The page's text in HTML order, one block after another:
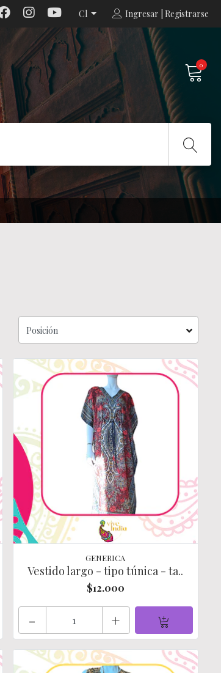
Cl Ingresar | Registrarse
0
GENERICA
Vestido largo - tipo túnica - ta..
$12.000
- +